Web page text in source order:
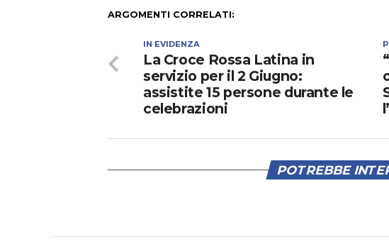
ARGOMENTI CORRELATI:
IN EVIDENZA
La Croce Rossa Latina in
servizio per il 2 Giugno:
assistite 15 persone durante le
celebrazioni
POTREBBE